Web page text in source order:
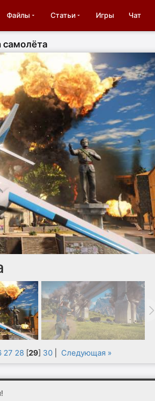
Файлы Статьи Игры Чат
самолёта
27 28[29] 30| Следующая »